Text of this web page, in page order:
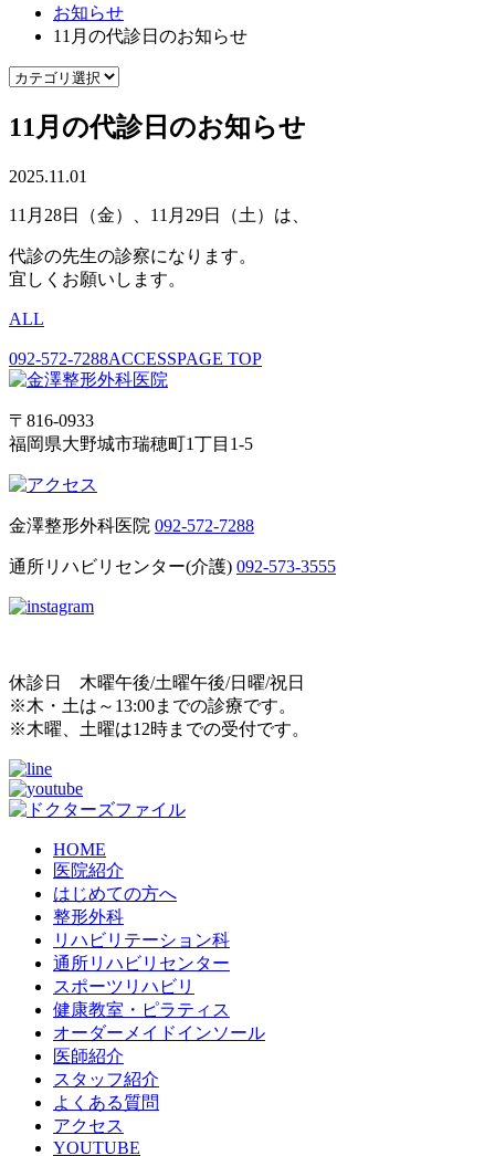
お知らせ
11月の代診日のお知らせ
11月の代診日のお知らせ
2025.11.01
11月28日（金）、11月29日（土）は、
代診の先生の診察になります。
宜しくお願いします。
ALL
092-572-7288ACCESSPAGE TOP
〒816-0933
福岡県大野城市瑞穂町1丁目1-5
金澤整形外科医院 092-572-7288
通所リハビリセンター(介護) 092-573-3555
休診日 木曜午後/土曜午後/日曜/祝日
※木・土は～13:00までの診療です。
※木曜、土曜は12時までの受付です。
HOME
医院紹介
はじめての方へ
整形外科
リハビリテーション科
通所リハビリセンター
スポーツリハビリ
健康教室・ピラティス
オーダーメイドインソール
医師紹介
スタッフ紹介
よくある質問
アクセス
YOUTUBE